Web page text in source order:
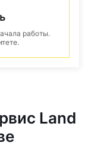
работы.
Land